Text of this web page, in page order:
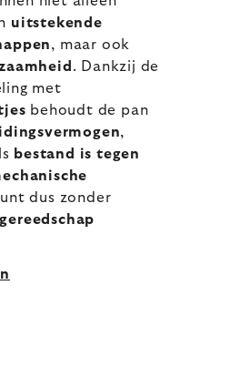
uitstekende
, maar ook
. Dankzij de
met
behoudt de pan
,
bestand is tegen
dus zonder